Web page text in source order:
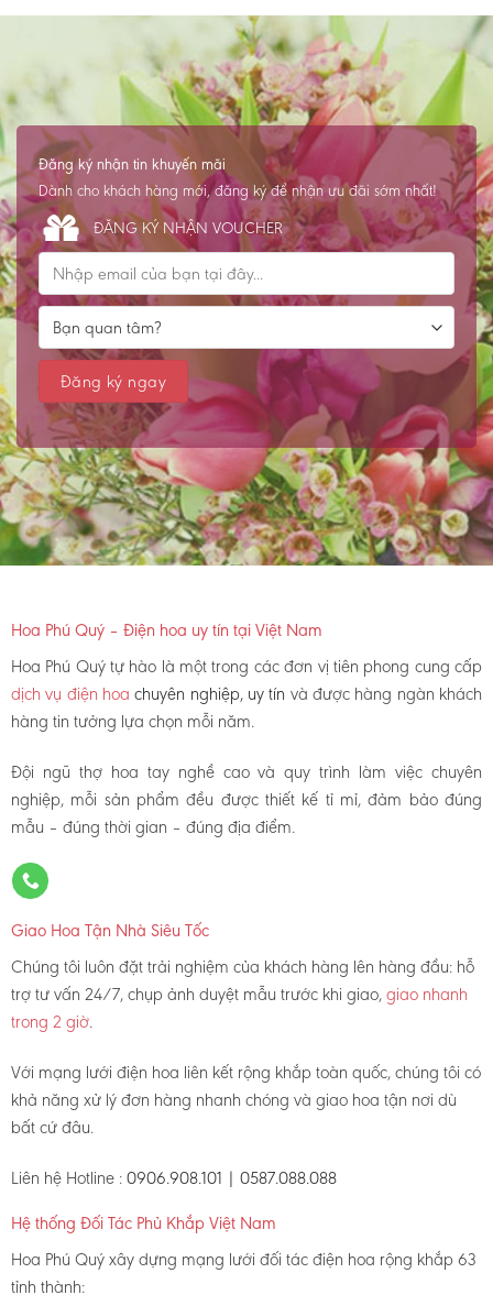
Đăng ký nhận tin khuyến mãi
Dành cho khách hàng mới, đăng ký để nhận ưu đãi sớm nhất!
ĐĂNG KÝ NHẬN VOUCHER
Hoa Phú Quý – Điện hoa uy tín tại Việt Nam
Hoa Phú Quý tự hào là một trong các đơn vị tiên phong cung cấp
dịch vụ điện hoachuyên nghiệp, uy tín và được hàng ngàn khách
hàng tin tưởng lựa chọn mỗi năm.
Đội ngũ thợ hoa tay nghề cao và quy trình làm việc chuyên
nghiệp, mỗi sản phẩm đều được thiết kế tỉ mỉ, đảm bảo đúng
mẫu – đúng thời gian – đúng địa điểm.
Giao Hoa Tận Nhà Siêu Tốc
Chúng tôi luôn đặt trải nghiệm của khách hàng lên hàng đầu: hỗ
trợ tư vấn 24/7, chụp ảnh duyệt mẫu trước khi giao,giao nhanh
trong 2 giờ.
Với mạng lưới điện hoa liên kết rộng khắp toàn quốc, chúng tôi có
khả năng xử lý đơn hàng nhanh chóng và giao hoa tận nơi dù
bất cứ đâu.
Liên hệ Hotline : 0906.908.101 | 0587.088.088
Hệ thống Đối Tác Phủ Khắp Việt Nam
Hoa Phú Quý xây dựng mạng lưới đối tác điện hoa rộng khắp 63
tỉnh thành: